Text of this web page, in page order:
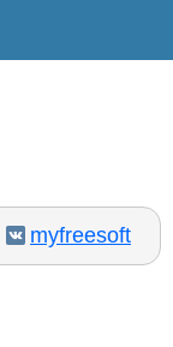
myfreesoft